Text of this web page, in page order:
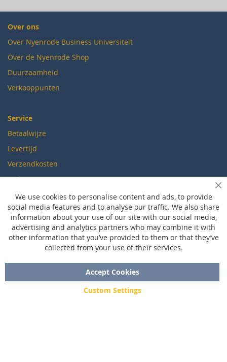
Over ons
Over Nyenrode Business Universiteit
Over de Nyenrode Shop
Duurzaamheid
Verkooppunten
Service
Betaalwijze
Levertijd
Verzendkosten
Ruilen & retourneren
Vragen
Veelgestelde vragen
Maattabel
We use cookies to personalise content and ads, to provide
social media features and to analyse our traffic. We also share
information about your use of our site with our social media,
advertising and analytics partners who may combine it with
other information that you’ve provided to them or that they’ve
collected from your use of their services.
Accept Cookies
Custom Settings